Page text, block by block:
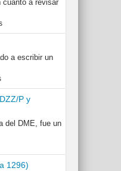
cuanto a revisar
a escribir un
P y
del DME, fue un
1296)